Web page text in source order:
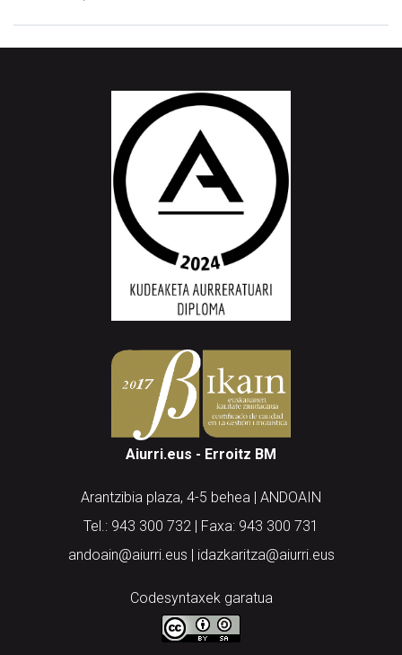
Aiurri.eus - Erroitz BM
Arantzibia plaza, 4-5 behea | ANDOAIN
Tel.: 943 300 732 | Faxa: 943 300 731
andoain@aiurri.eus | idazkaritza@aiurri.eus
Codesyntaxek garatua